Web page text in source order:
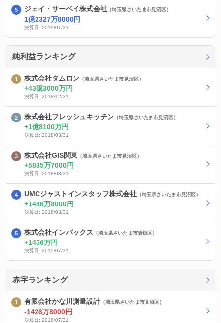
ジェイ・サーベイ株式会社 （埼玉県さいたま市見沼区）
1億2327万8000円
決算日: 2019/01/31
純利益ランキング
株式会社タムロン （埼玉県さいたま市見沼区）
43億3000万円
決算日: 2018/12/31
株式会社フレッシュキッチン （埼玉県さいたま市見沼区）
1億8100万円
決算日: 2018/03/31
株式会社GIS関東 （埼玉県さいたま市見沼区）
5835万7000円
決算日: 2018/03/31
UMCジャストインスタッフ株式会社 （埼玉県さいたま市見沼区）
1486万8000円
決算日: 2018/03/31
株式会社インバックス （埼玉県さいたま市岩槻区）
1456万円
決算日: 2015/07/31
赤字ランキング
有限会社かな川測量設計 （埼玉県さいたま市見沼区）
-1426万8000円
決算日: 2018/07/31